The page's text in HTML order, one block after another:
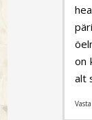
on
alt
Vasta